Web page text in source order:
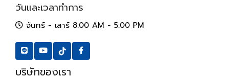
วันและเวลาทำการ
จันทร์ - เสาร์ 8:00 AM - 5:00 PM
บริษัทของเรา